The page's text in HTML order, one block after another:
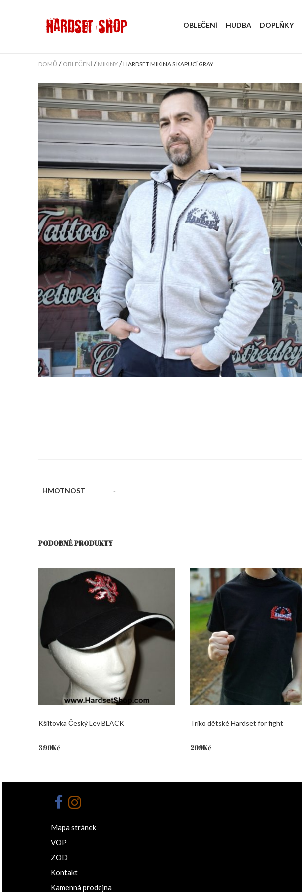
OBLEČENÍ HUDBA DOPLŇKY
DOMŮ / OBLEČENÍ / MIKINY /HARDSET MIKINA S KAPUCÍ GRAY
HMOTNOST -
PODOBNÉ PRODUKTY
Kšiltovka Český Lev BLACK
399Kč
Triko dětské Hardset for fight
299Kč
Mapa stránek
VOP
ZOD
Kontakt
Kamenná prodejna